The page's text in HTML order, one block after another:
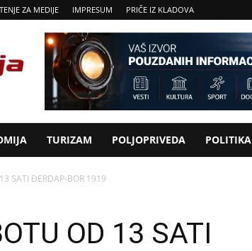
ZA MEDIJE IMPRESUM PRIČE IZ KLADOVA
TURIZAM POLJOPRIVEDA POLITIKA
SATI ĐERDAP-BOR 1919
OD 13 SATI